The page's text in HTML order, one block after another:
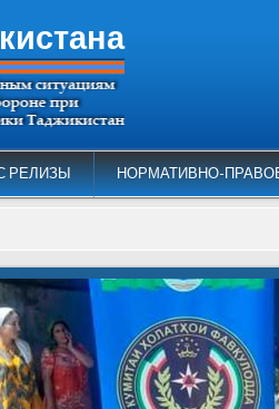
РЕЛИЗЫ НОРМАТИВНО-